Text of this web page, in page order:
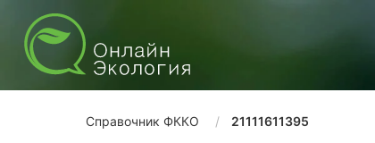
Справочник ФККО 21111611395